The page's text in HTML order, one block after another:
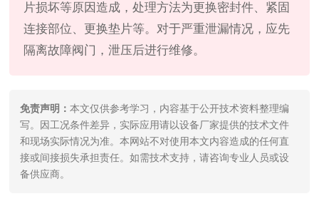
片损坏等原因造成，处理方法为更换密封件、紧固
连接部位、更换垫片等。对于严重泄漏情况，应先
隔离故障阀门，泄压后进行维修。
免责声明：本文仅供参考学习，内容基于公开技术资料整理编
写。因工况条件差异，实际应用请以设备厂家提供的技术文件
和现场实际情况为准。本网站不对使用本文内容造成的任何直
接或间接损失承担责任。如需技术支持，请咨询专业人员或设
备供应商。